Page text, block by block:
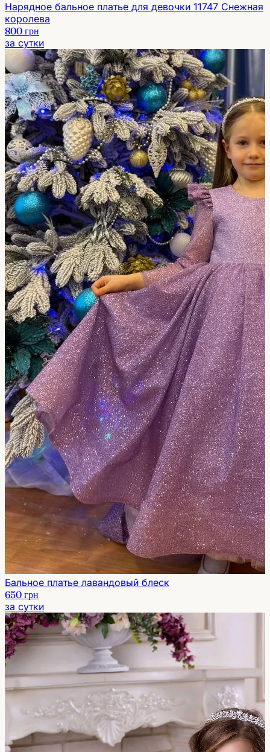
Нарядное бальное платье для девочки 11747 Снежная
королева
800 грн
за сутки
Бальное платье лавандовый блеск
650 грн
за сутки